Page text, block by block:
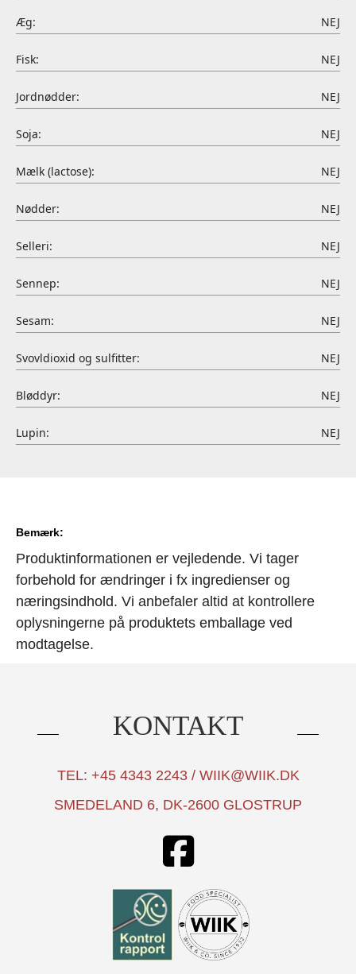
Æg: NEJ
Fisk: NEJ
Jordnødder: NEJ
Soja: NEJ
Mælk (lactose): NEJ
Nødder: NEJ
Selleri: NEJ
Sennep: NEJ
Sesam: NEJ
Svovldioxid og sulfitter: NEJ
Bløddyr: NEJ
Lupin: NEJ
Bemærk:
Produktinformationen er vejledende. Vi tager
forbehold for ændringer i fx ingredienser og
næringsindhold. Vi anbefaler altid at kontrollere
oplysningerne på produktets emballage ved
modtagelse.
KONTAKT
TEL: +45 4343 2243 / WIIK@WIIK.DK
SMEDELAND 6, DK-2600 GLOSTRUP